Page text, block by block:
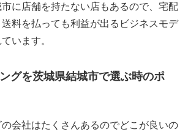
に店舗を持たない店もあるので、宅配
料を払っても利益が出るビジネスモデ
います。
グを茨城県結城市で選ぶ時のポ
会社はたくさんあるのでどこが良いの